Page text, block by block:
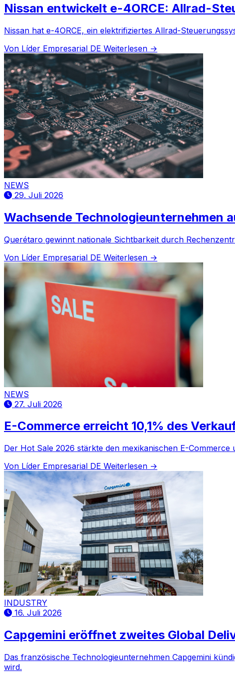
Nissan entwickelt e-4ORCE: Allrad-
Nissan hat e-4ORCE, ein elektrifiziertes Allrad-
Von Líder Empresarial DE Weiterlesen →
NEWS
29. Juli 2026
Wachsende Technologieunternehmen
Querétaro gewinnt nationale Sichtbarkeit durch
Von Líder Empresarial DE Weiterlesen →
NEWS
27. Juli 2026
E-Commerce erreicht 10,1% des
Der Hot Sale 2026 stärkte den mexikanischen E-
Von Líder Empresarial DE Weiterlesen →
INDUSTRY
16. Juli 2026
Capgemini eröffnet zweites Global
Das französische Technologieunternehmen Capgemini
wird.